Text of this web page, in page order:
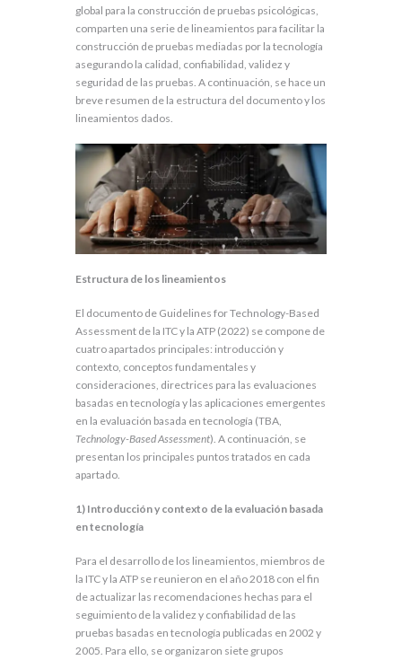
global para la construcción de pruebas psicológicas,
comparten una serie de lineamientos para facilitar la
construcción de pruebas mediadas por la tecnología
asegurando la calidad, confiabilidad, validez y
seguridad de las pruebas. A continuación, se hace un
breve resumen de la estructura del documento y los
lineamientos dados.
Estructura de los lineamientos
El documento de Guidelines for Technology-Based
Assessment de la ITC y la ATP (2022) se compone de
cuatro apartados principales: introducción y
contexto, conceptos fundamentales y
consideraciones, directrices para las evaluaciones
basadas en tecnología y las aplicaciones emergentes
en la evaluación basada en tecnología (TBA,
Technology-Based Assessment). A continuación, se
presentan los principales puntos tratados en cada
apartado.
1) Introducción y contexto de la evaluación basada
en tecnología
Para el desarrollo de los lineamientos, miembros de
la ITC y la ATP se reunieron en el año 2018 con el fin
de actualizar las recomendaciones hechas para el
seguimiento de la validez y confiabilidad de las
pruebas basadas en tecnología publicadas en 2002 y
2005. Para ello, se organizaron siete grupos